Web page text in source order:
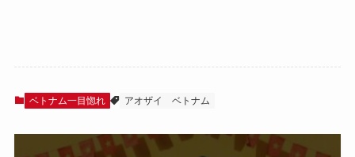
ベトナム一目惚れ アオザイ ベトナム